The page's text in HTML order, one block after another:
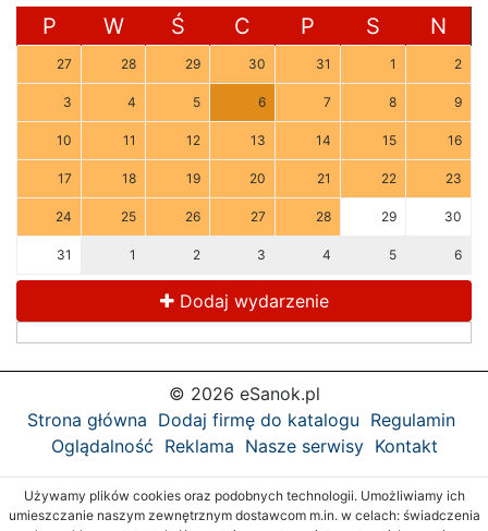
P W Ś C P S N
27 28 29 30 31 1 2
3 4 5 6 7 8 9
10 11 12 13 14 15 16
17 18 19 20 21 22 23
24 25 26 27 28 29 30
31 1 2 3 4 5 6
Dodaj wydarzenie
© 2026 eSanok.pl
Strona główna Dodaj firmę do katalogu Regulamin
Oglądalność Reklama Nasze serwisy Kontakt
Używamy plików cookies oraz podobnych technologii. Umożliwiamy ich
umieszczanie naszym zewnętrznym dostawcom m.in. w celach: świadczenia